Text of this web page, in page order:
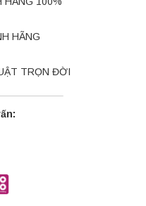
HÃNG
TRỌN ĐỜI